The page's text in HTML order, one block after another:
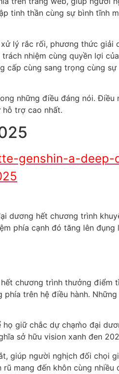
tinh thần cùng sự bình tĩnh
lý rắc rối, phương thức giải
nhiệm cùng quyền lợi
cấp cùng sang trọng cùng sự
những điều đáng nói. Điều
hỗ trợ cao nhất.
genshin-a-deep-
dương hết chương trình
phía cạnh đó tăng lên đụng
chương trình thưởng điểm
trên hệ điều hành.
giữ chắc dự chạm̀o đại
sở hữu vision xanh đen
giúp người nghịch đối chọi
mang đến khôn cùng nhiều